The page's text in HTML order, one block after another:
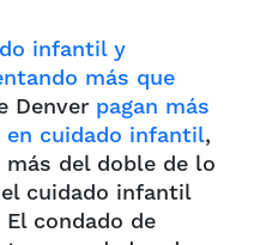
infantil y
más que
Denver pagan más
en cuidado infantil,
del doble de lo
cuidado infantil
condado de